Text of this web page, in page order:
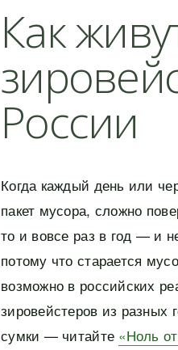
Как
России
Когда каждый день или
пакет мусора, сложно
то и вовсе раз в год — и
потому что старается
возможно в российских
зировейстеров из разных
сумки — читайте «Ноль